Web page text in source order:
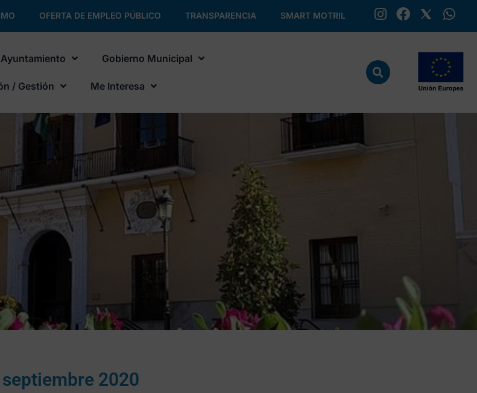
OFERTA DE EMPLEO PÚBLICO TRANSPARENCIA SMART MOTRIL
Ayuntamiento Gobierno Municipal
/ Gestión Me Interesa
septiembre 2020